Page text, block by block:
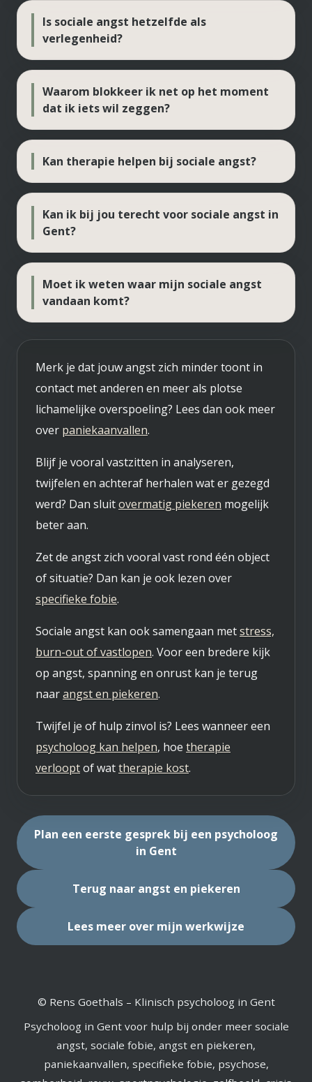
Is sociale angst hetzelfde als
verlegenheid?
Waarom blokkeer ik net op het moment
dat ik iets wil zeggen?
Kan therapie helpen bij sociale angst?
Kan ik bij jou terecht voor sociale angst in
Gent?
Moet ik weten waar mijn sociale angst
vandaan komt?
Merk je dat jouw angst zich minder toont in
contact met anderen en meer als plotse
lichamelijke overspoeling? Lees dan ook meer
over paniekaanvallen.
Blijf je vooral vastzitten in analyseren,
twijfelen en achteraf herhalen wat er gezegd
werd? Dan sluitovermatig piekeren mogelijk
beter aan.
Zet de angst zich vooral vast rond één object
of situatie? Dan kan je ook lezen over
specifieke fobie.
Sociale angst kan ook samengaan metstress,
burn-out of vastlopen. Voor een bredere kijk
op angst, spanning en onrust kan je terug
naarangst en piekeren.
Twijfel je of hulp zinvol is? Lees wanneer een
psycholoog kan helpen, hoe therapie
verlooptof wattherapie kost.
Plan een eerste gesprek bij een psycholoog
in Gent
Terug naar angst en piekeren
Lees meer over mijn werkwijze
© Rens Goethals – Klinisch psycholoog in Gent
Psycholoog in Gent voor hulp bij onder meer sociale
angst, sociale fobie, angst en piekeren,
paniekaanvallen, specifieke fobie, psychose,